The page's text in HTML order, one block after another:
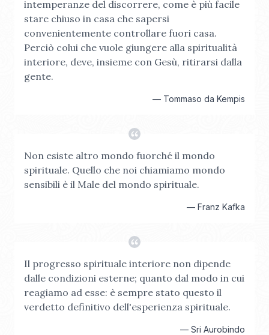
intemperanze del discorrere, come è più facile
stare chiuso in casa che sapersi
convenientemente controllare fuori casa.
Perciò colui che vuole giungere alla spiritualità
interiore, deve, insieme con Gesù, ritirarsi dalla
gente.
— Tommaso da Kempis
Non esiste altro mondo fuorché il mondo
spirituale. Quello che noi chiamiamo mondo
sensibili è il Male del mondo spirituale.
— Franz Kafka
Il progresso spirituale interiore non dipende
dalle condizioni esterne; quanto dal modo in cui
reagiamo ad esse: è sempre stato questo il
verdetto definitivo dell'esperienza spirituale.
— Sri Aurobindo